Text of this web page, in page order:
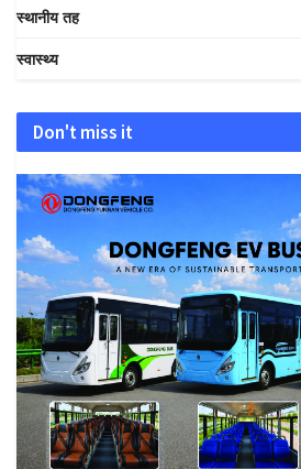
स्थानीय तह
स्वास्थ्य
Don't miss it